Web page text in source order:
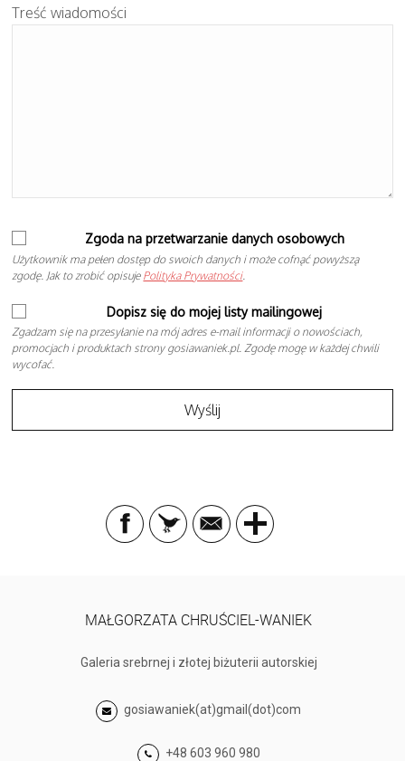
Treść wiadomości
Zgoda na przetwarzanie danych osobowych
Użytkownik ma pełen dostęp do swoich danych i może cofnąć powyższą
zgodę. Jak to zrobić opisuje Polityka Prywatności.
Dopisz się do mojej listy mailingowej
Zgadzam się na przesyłanie na mój adres e-mail informacji o nowościach,
promocjach i produktach strony gosiawaniek.pl. Zgodę mogę w każdej chwili
wycofać.
MAŁGORZATA CHRUŚCIEL-WANIEK
Galeria srebrnej i złotej biżuterii autorskiej
gosiawaniek(at)gmail(dot)com
+48 603 960 980